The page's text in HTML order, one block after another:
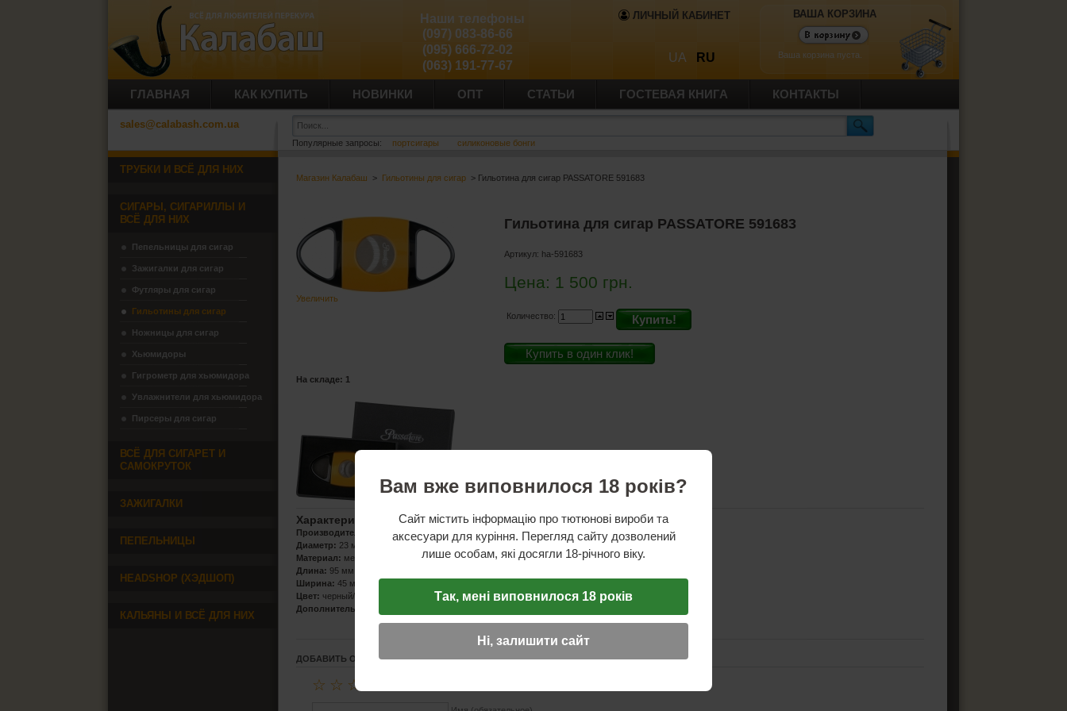
ЛИЧНЫЙ КАБИНЕТ
UA RU
Наши телефоны
(097) 083-86-66
(095) 666-72-02
(063) 191-77-67
ВАША КОРЗИНА
Ваша корзина пуста.
ГЛАВНАЯ КАК КУПИТЬ НОВИНКИ ОПТ СТАТЬИ ГОСТЕВАЯ КНИГА КОНТАКТЫ
sales@calabash.com.ua
Популярные запросы: портсигары силиконовые бонги
Магазин Калабаш > Гильотины для сигар > Гильотина для сигар PASSATORE 591683
Увеличить
Гильотина для сигар PASSATORE 591683
Артикул: ha-591683
Цена: 1 500 грн.
Количество: Купить!
Купить в один клик!
На складе: 1
Характеристики
Производитель:
Германия
Диаметр: 23 мм
Материал: металл
Длина: 95 мм
Ширина:45 мм
Цвет: черный/желтый
Дополнительная информация:
ДОБАВИТЬ ОТЗЫВ
☆
☆
☆
ТРУБКИ И ВСЁ ДЛЯ НИХ
СИГАРЫ, СИГАРИЛЛЫ И
ВСЁ ДЛЯ НИХ
Пепельницы для сигар
Зажигалки для сигар
Футляры для сигар
Гильотины для сигар
Ножницы для сигар
Хьюмидоры
Гигрометр для хьюмидора
Увлажнители для хьюмидора
Пирсеры для сигар
ВСЁ ДЛЯ СИГАРЕТ И
САМОКРУТОК
ЗАЖИГАЛКИ
ПЕПЕЛЬНИЦЫ
HEADSHOP (ХЭДШОП)
КАЛЬЯНЫ И ВСЁ ДЛЯ НИХ
Вам вже виповнилося 18 років?
Сайт містить інформацію про тютюнові вироби та
аксесуари для куріння. Перегляд сайту дозволений
лише особам, які досягли 18-річного віку.
Так, мені виповнилося 18 років
Ні, залишити сайт